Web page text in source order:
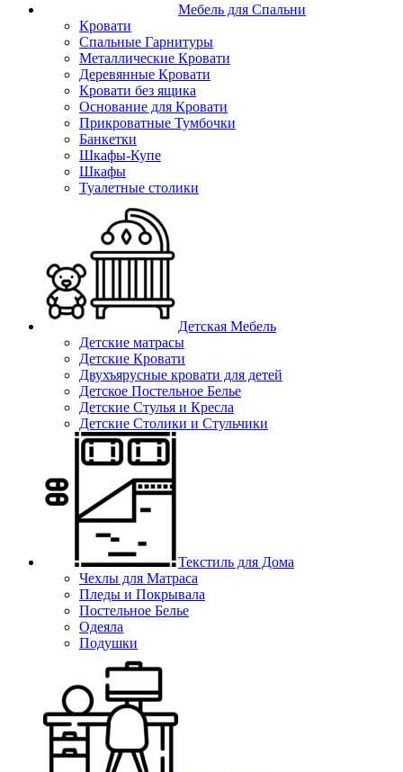
Мебель для Спальни
Кровати
Спальные Гарнитуры
Металлические Кровати
Деревянные Кровати
Кровати без ящика
Основание для Кровати
Прикроватные Тумбочки
Банкетки
Шкафы-Купе
Шкафы
Туалетные столики
Детская Мебель
Детские матрасы
Детские Кровати
Двухъярусные кровати для детей
Детское Постельное Белье
Детские Стулья и Кресла
Детские Столики и Стульчики
Текстиль для Дома
Чехлы для Матраса
Пледы и Покрывала
Постельное Белье
Одеяла
Подушки